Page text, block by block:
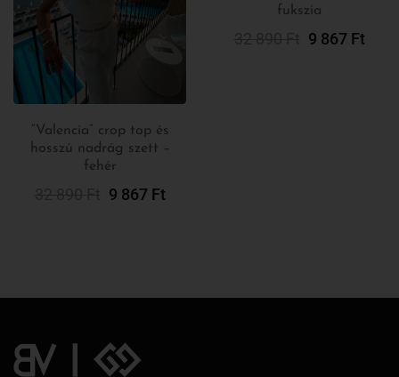
Opciók
Választása
“Valencia” crop top és
hosszú nadrág szett –
fehér
9 867 Ft
Választása
fukszia
9 867 Ft